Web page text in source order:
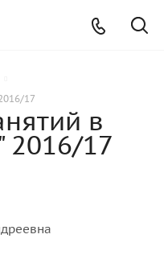
17
в
2016/17